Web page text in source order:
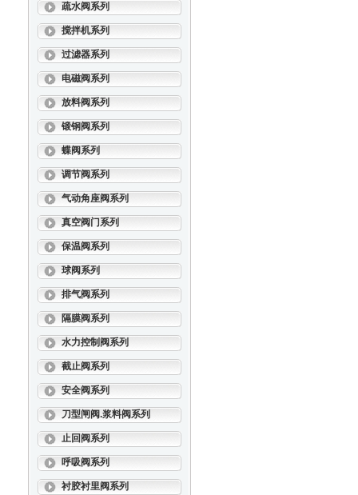
疏水阀系列
搅拌机系列
过滤器系列
电磁阀系列
放料阀系列
锻钢阀系列
蝶阀系列
调节阀系列
气动角座阀系列
真空阀门系列
保温阀系列
球阀系列
排气阀系列
隔膜阀系列
水力控制阀系列
截止阀系列
安全阀系列
刀型闸阀.浆料阀系列
止回阀系列
呼吸阀系列
衬胶衬里阀系列